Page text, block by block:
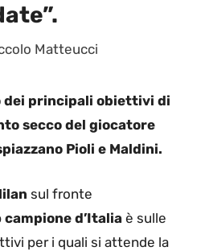
Matteucci
dei principali obiettivi di
secco del giocatore
Pioli e Maldini.
sul fronte
campione d’Italia è sulle
per i quali si attende la